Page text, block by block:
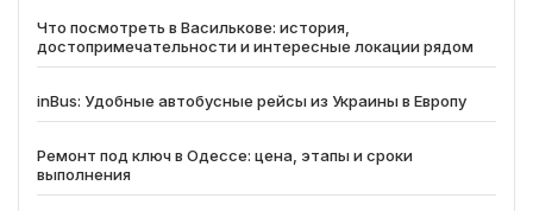
Что посмотреть в Василькове: история,
достопримечательности и интересные локации рядом
inBus: Удобные автобусные рейсы из Украины в Европу
Ремонт под ключ в Одессе: цена, этапы и сроки
выполнения